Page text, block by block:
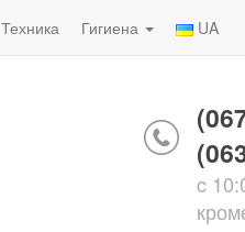
Техника Гигиена UA
c